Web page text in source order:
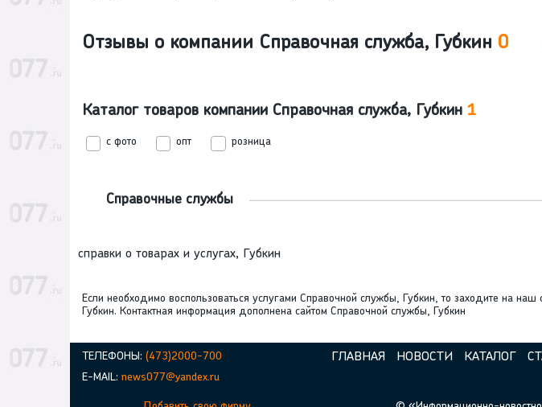
Отзывы о компании Справочная служба, Губкин 0
Каталог товаров компании Справочная служба, Губкин 1
с фото опт розница
Справочные службы
справки о товарах и услугах, Губкин
Если необходимо воспользоваться услугами Справочной службы, Губкин, то заходите на
Губкин. Контактная информация дополнена сайтом Справочной службы, Губкин
ТЕЛЕФОНЫ: (473)2000-700
E-MAIL: news077@yandex.ru
ГЛАВНАЯ НОВОСТИ КАТАЛОГ